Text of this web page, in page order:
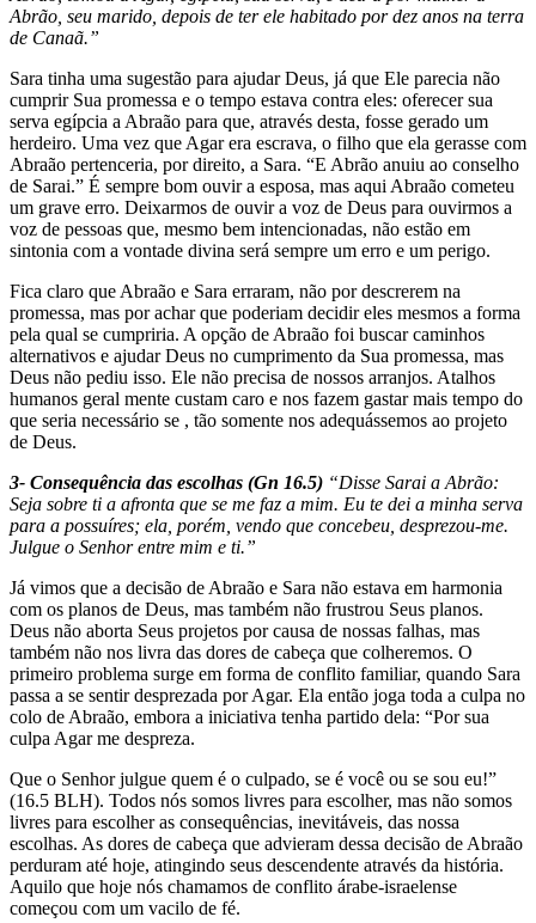
Abrão, seu marido, depois de ter ele habitado por dez anos na terra
de Canaã.”
Sara tinha uma sugestão para ajudar Deus, já que Ele parecia não
cumprir Sua promessa e o tempo estava contra eles: oferecer sua
serva egípcia a Abraão para que, através desta, fosse gerado um
herdeiro. Uma vez que Agar era escrava, o filho que ela gerasse com
Abraão pertenceria, por direito, a Sara. “E Abrão anuiu ao conselho
de Sarai.” É sempre bom ouvir a esposa, mas aqui Abraão cometeu
um grave erro. Deixarmos de ouvir a voz de Deus para ouvirmos a
voz de pessoas que, mesmo bem intencionadas, não estão em
sintonia com a vontade divina será sempre um erro e um perigo.
Fica claro que Abraão e Sara erraram, não por descrerem na
promessa, mas por achar que poderiam decidir eles mesmos a forma
pela qual se cumpriria. A opção de Abraão foi buscar caminhos
alternativos e ajudar Deus no cumprimento da Sua promessa, mas
Deus não pe­diu isso. Ele não precisa de nossos arranjos. Atalhos
humanos geral­ mente custam caro e nos fazem gastar mais tempo do
que seria necessário se , tão somente nos adequássemos ao projeto
de Deus.
3- Consequência das escolhas (Gn 16.5) “Disse Sarai a Abrão:
Seja sobre ti a afronta que se me faz a mim. Eu te dei a minha serva
para a possuíres; ela, porém, vendo que concebeu, desprezou-me.
Julgue o Senhor entre mim e ti.”
Já vimos que a decisão de Abraão e Sara não estava em harmonia
com os planos de Deus, mas também não frustrou Seus planos.
Deus não abor­ta Seus projetos por causa de nossas falhas, mas
também não nos livra das dores de cabeça que colheremos. O
primeiro problema surge em forma de conflito familiar, quando Sara
passa a se sentir desprezada por Agar. Ela en­tão joga toda a culpa no
colo de Abraão, embora a iniciativa tenha partido dela: “Por sua
culpa Agar me despreza.
Que o Senhor julgue quem é o culpado, se é você ou se sou eu!”
(16.5 BLH). Todos nós somos livres para escolher, mas não somos
livres para escolher as consequências, inevitáveis, das nossa
escolhas. As dores de cabeça que advieram dessa decisão de Abraão
perduram até hoje, atingindo seus descendente através da história.
Aquilo que hoje nós chamamos de conflito árabe-israelense
começou com um vacilo de fé.